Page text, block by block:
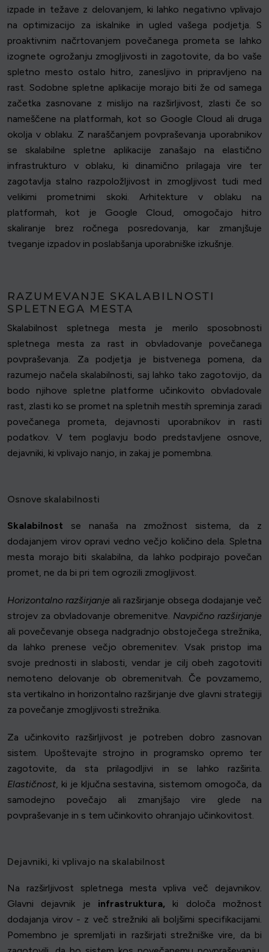
izpade in težave z delovanjem, ki lahko negativno vplivajo
na optimizacijo za iskalnike in ugled vašega podjetja. S
proaktivnim načrtovanjem povečanega prometa se lahko
izognete ogrožanju zmogljivosti in zagotovite, da bo vaše
spletno mesto ostalo hitro, zanesljivo in pripravljeno na
rast. Sodobne spletne aplikacije morajo biti že od samega
začetka zasnovane z mislijo na razširljivost, zlasti če so
nameščene na platformah, kot so Google Cloud ali druga
okolja v oblaku. Z naraščanjem povpraševanja uporabnikov
se skalabilne spletne aplikacije zanašajo na elastično
infrastrukturo v oblaku, ki dinamično prilagaja vire ter
zagotavlja stalno razpoložljivost in zmogljivost tudi med
velikimi prometnimi skoki. Arhitekture v oblaku na
platformah, kot je Google Cloud, omogočajo hitro
skaliranje brez ročnega posredovanja, kar zmanjšuje
tveganje izpadov in poslabšanja uporabniške izkušnje.
RAZUMEVANJE SKALABILNOSTI
SPLETNEGA MESTA
Skalabilnost spletnega mesta je merilo sposobnosti
spletnega mesta za rast in obvladovanje povečanega
povpraševanja. Za podjetja je bistvenega pomena, da
razumejo načela skalabilnosti, saj lahko tako zagotovijo, da
bodo njihove spletne platforme učinkovito obvladovale
rast, zlasti ko se promet na spletnih mestih spreminja zaradi
povečanega prometa, dejavnosti uporabnikov in rasti
podatkov. V tem poglavju bodo predstavljene osnove,
dejavniki, ki vplivajo nanjo, in zakaj je pomembna.
Osnove skalabilnosti
Skalabilnost se nanaša na zmožnost sistema, da z
dodajanjem virov opravi vedno večjo količino dela. Spletna
mesta morajo biti skalabilna, da lahko podpirajo povečan
promet, ne da bi pri tem ogrozili zmogljivost.
Horizontalno razširjanje ali razširjanje obsega dodajanje več
strojev za obvladovanje obremenitve. Navpično razširjanje
ali povečevanje obsega nadgradnjo obstoječega strežnika,
da lahko prenese večjo obremenitev. Vsak pristop ima
svoje prednosti in slabosti, vendar je cilj obeh zagotoviti
nemoteno delovanje ob obremenitvah. Če povzamemo,
sta vertikalno in horizontalno razširjanje dve glavni strategiji
za povečanje zmogljivosti strežnika.
Za učinkovito razširljivost je potreben dobro zasnovan
sistem. Upoštevajte strojno in programsko opremo ter
zagotovite, da sta prilagodljivi in se lahko razširita.
Elastičnost, ki je ključna sestavina, sistemom omogoča, da
samodejno povečajo ali zmanjšajo vire glede na
povpraševanje in s tem učinkovito ohranjajo učinkovitost.
Dejavniki, ki vplivajo na skalabilnost
Na razširljivost spletnega mesta vpliva več dejavnikov.
Glavni dejavnik je infrastruktura, ki določa možnost
dodajanja virov - z več strežniki ali boljšimi specifikacijami.
Pomembno je spremljati in razširjati strežniške vire, da bi